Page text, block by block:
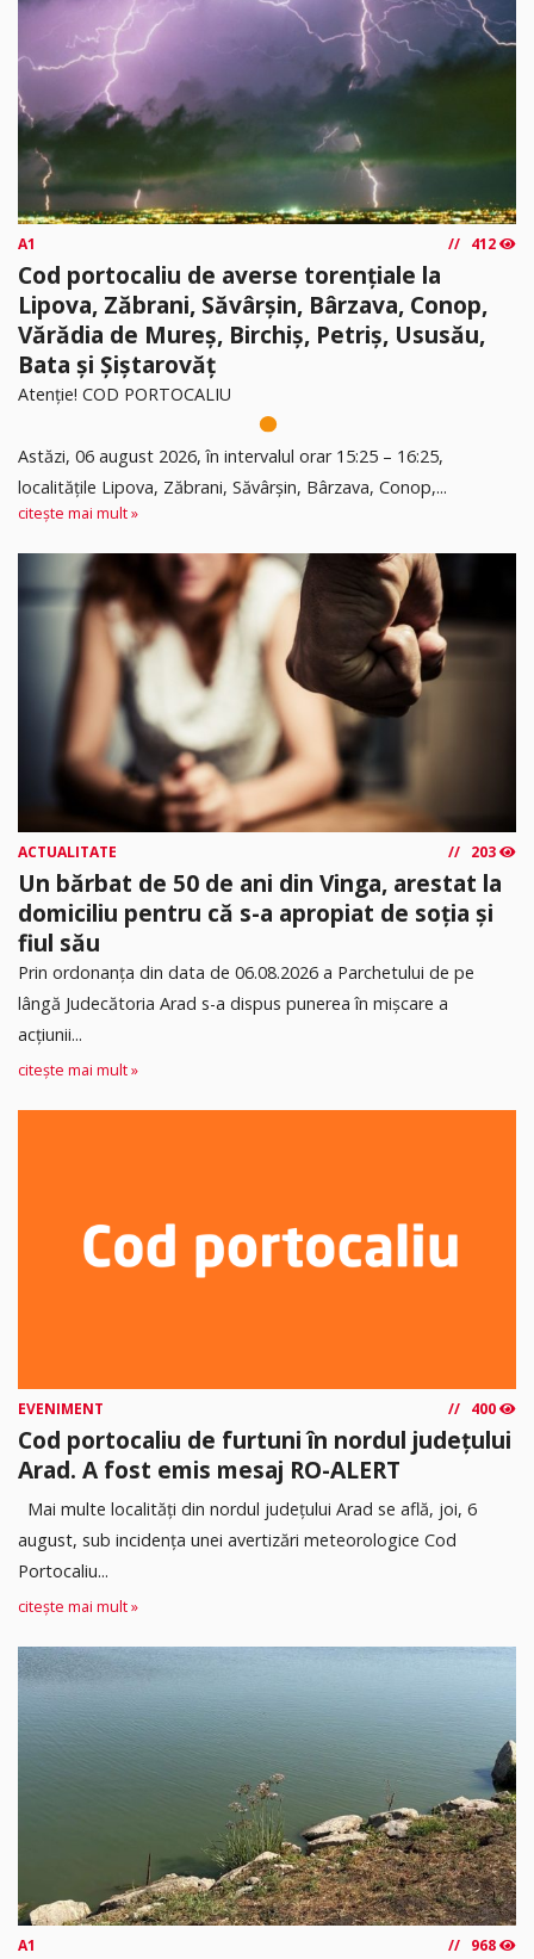
A1 412
Cod portocaliu de averse torențiale la
Lipova, Zăbrani, Săvârșin, Bârzava, Conop,
Vărădia de Mureș, Birchiș, Petriș, Ususău,
Bata și Șiștarovăț
Atenție! COD PORTOCALIU
Astăzi, 06 august 2026, în intervalul orar 15:25 – 16:25,
localitățile Lipova, Zăbrani, Săvârșin, Bârzava, Conop,...
citește mai mult »
ACTUALITATE 203
Un bărbat de 50 de ani din Vinga, arestat la
domiciliu pentru că s-a apropiat de soția și
fiul său
Prin ordonanța din data de 06.08.2026 a Parchetului de pe
lângă Judecătoria Arad s-a dispus punerea în mişcare a
acţiunii...
citește mai mult »
EVENIMENT 400
Cod portocaliu de furtuni în nordul județului
Arad. A fost emis mesaj RO-ALERT
Mai multe localități din nordul județului Arad se află, joi, 6
august, sub incidența unei avertizări meteorologice Cod
Portocaliu...
citește mai mult »
A1 968